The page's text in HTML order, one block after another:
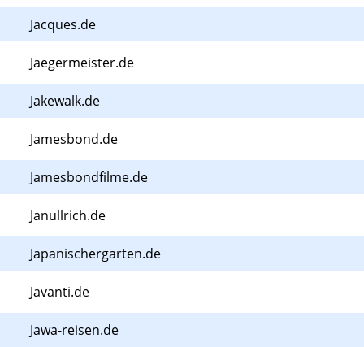
Jacques.de
Jaegermeister.de
Jakewalk.de
Jamesbond.de
Jamesbondfilme.de
Janullrich.de
Japanischergarten.de
Javanti.de
Jawa-reisen.de